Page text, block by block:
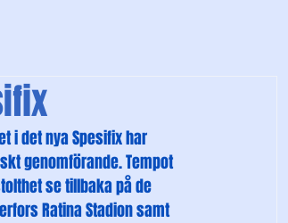
i det nya Spesifix har
genomförande. Tempot
se tillbaka på de
Ratina Stadion samt